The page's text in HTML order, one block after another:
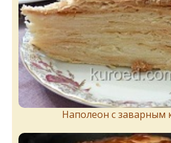
Наполеон с заварным